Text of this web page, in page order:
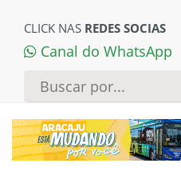
CLICK NAS REDES SOCIAS
Canal do WhatsApp